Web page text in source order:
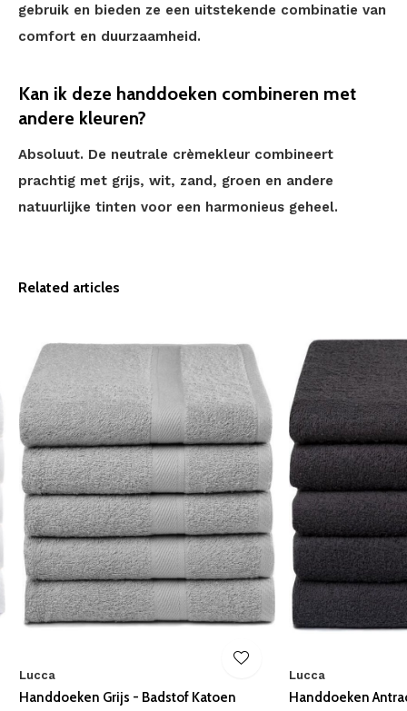
gebruik en bieden ze een uitstekende combinatie van
comfort en duurzaamheid.
Kan ik deze handdoeken combineren met
andere kleuren?
Absoluut. De neutrale crèmekleur combineert
prachtig met grijs, wit, zand, groen en andere
natuurlijke tinten voor een harmonieus geheel.
Related articles
Lucca
Handdoeken Grijs - Badstof Katoen
Lucca
Handdoeken